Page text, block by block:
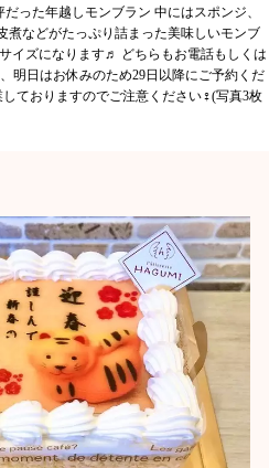
った年越しモンブラン 中にはスポンジ、
煮などがたっぷり詰まった美味しいモンブ
イズになります♬ どちらもお電話もしくは
明日はお休みのため29日以降にご予約くだ
ておりますのでご注意ください‍♀️(写真3枚